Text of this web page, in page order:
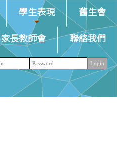
學生表現 舊生會
家長教師會 聯絡我們